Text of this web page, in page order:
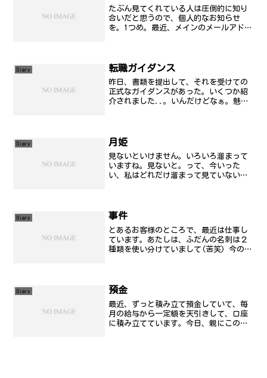
たぶん見てくれている人は圧倒的に知り
合いだと思うので、個人的なお知らせ
を。1つめ。最近、メインのメールアドレ
ています。聞い...
Diary 転職ガイダンス
昨日、書類を提出して、それを受けての
正式なガイダンスがあった。いくつか紹
介されました..。いんだけどなぁ。魅力
た。なんか、親父が以...
Diary 月姫
見ないといけません。いろいろ溜まって
いますね。見ないと。って、今いった
い、私はどれだけ溜まって見ていないん
Diary 事件
とあるお客様のところで、最近は仕事し
ています。あたしは、ふだんの名刺は２
種類を使い分けていまして(苦笑) 今の現
そうなんです...
Diary 預金
最近、ずっと積み立て預金していて、毎
月の給与から一定額を天引きして、口座
に積み立てています。今日、親にこの前